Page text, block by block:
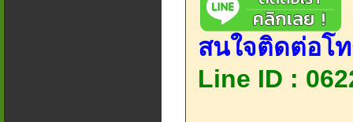
สนใจติดต่อโ
Line ID :